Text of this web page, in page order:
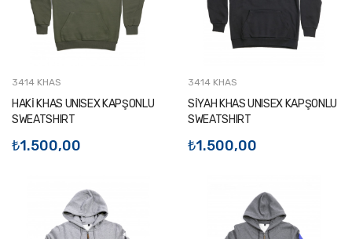
3414 KHAS
HAKİ KHAS UNISEX KAPŞONLU
SWEATSHIRT
₺1.500,00
3414 KHAS
SİYAH KHAS UNISEX KAPŞONLU
SWEATSHIRT
₺1.500,00